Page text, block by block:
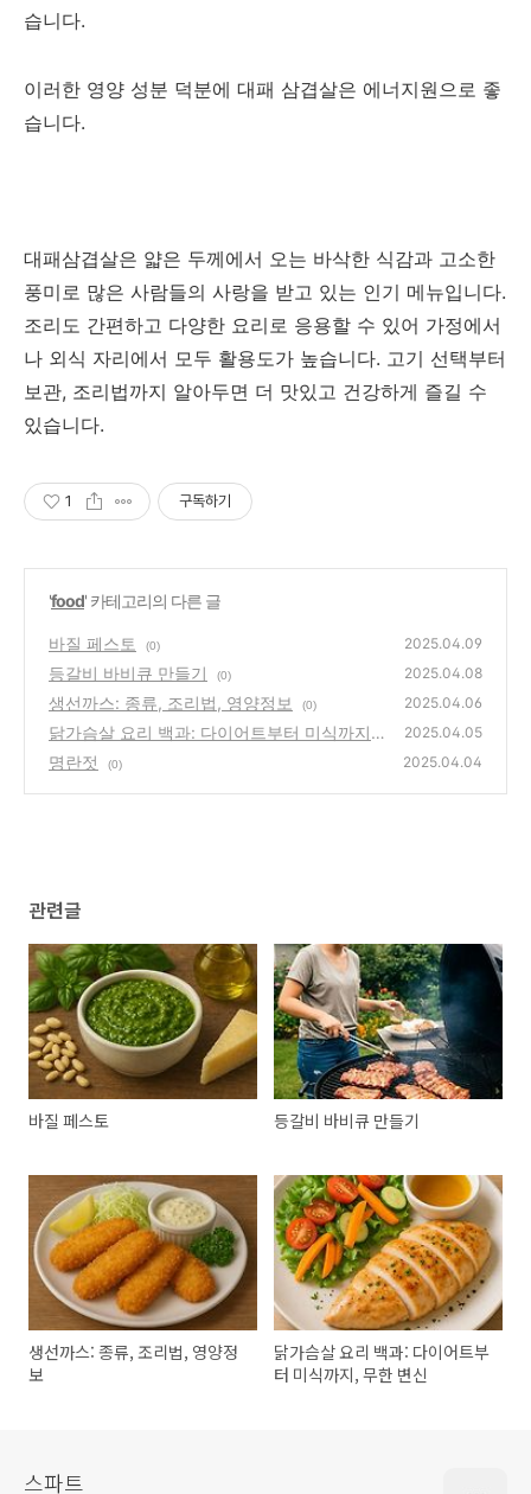
습니다.
이러한 영양 성분 덕분에 대패 삼겹살은 에너지원으로 좋
습니다.
대패삼겹살은 얇은 두께에서 오는 바삭한 식감과 고소한
풍미로 많은 사람들의 사랑을 받고 있는 인기 메뉴입니다.
조리도 간편하고 다양한 요리로 응용할 수 있어 가정에서
나 외식 자리에서 모두 활용도가 높습니다. 고기 선택부터
보관, 조리법까지 알아두면 더 맛있고 건강하게 즐길 수
있습니다.
1 구독하기
'food' 카테고리의 다른 글
바질 페스토 (0) 2025.04.09
등갈비 바비큐 만들기 (0) 2025.04.08
생선까스: 종류, 조리법, 영양정보 (0) 2025.04.06
닭가슴살 요리 백과: 다이어트부터 미식까지,
무한 변신
2025.04.05
명란젓 (0) 2025.04.04
관련글
바질 페스토 등갈비 바비큐 만들기
생선까스: 종류, 조리법, 영양정
보
닭가슴살 요리 백과: 다이어트부
터 미식까지, 무한 변신
스파트